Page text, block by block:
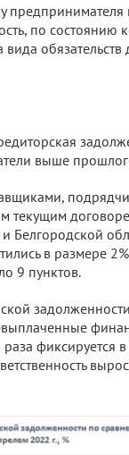
по состоянию
выше
текущим
Белгородской
в размере
9 пунктов.
фиксируется